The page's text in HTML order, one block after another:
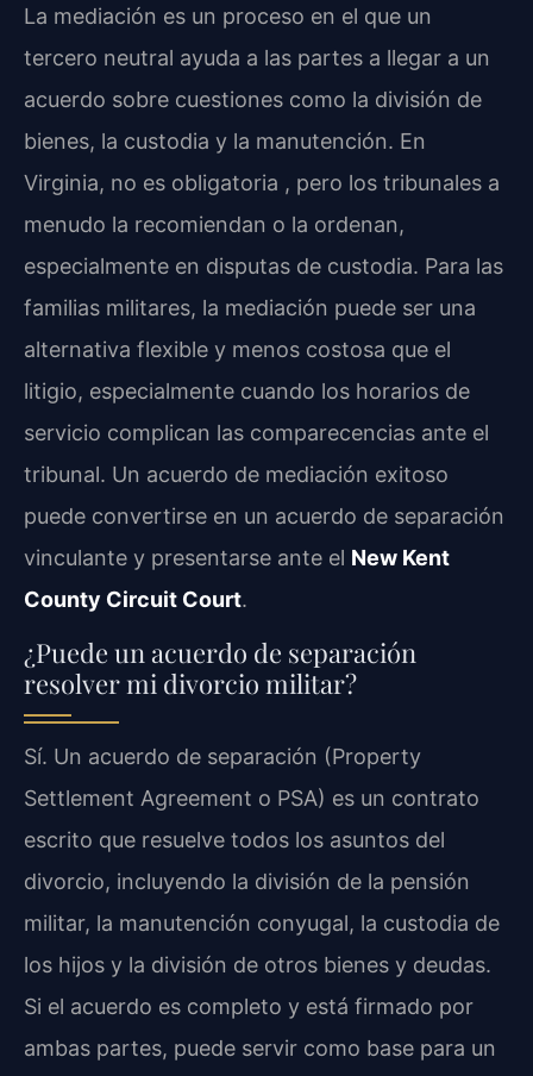
La mediación es un proceso en el que un
tercero neutral ayuda a las partes a llegar a un
acuerdo sobre cuestiones como la división de
bienes, la custodia y la manutención. En
Virginia, no es obligatoria , pero los tribunales a
menudo la recomiendan o la ordenan,
especialmente en disputas de custodia. Para las
familias militares, la mediación puede ser una
alternativa flexible y menos costosa que el
litigio, especialmente cuando los horarios de
servicio complican las comparecencias ante el
tribunal. Un acuerdo de mediación exitoso
puede convertirse en un acuerdo de separación
vinculante y presentarse ante el New Kent
County Circuit Court.
¿Puede un acuerdo de separación
resolver mi divorcio militar?
Sí. Un acuerdo de separación (Property
Settlement Agreement o PSA) es un contrato
escrito que resuelve todos los asuntos del
divorcio, incluyendo la división de la pensión
militar, la manutención conyugal, la custodia de
los hijos y la división de otros bienes y deudas.
Si el acuerdo es completo y está firmado por
ambas partes, puede servir como base para un